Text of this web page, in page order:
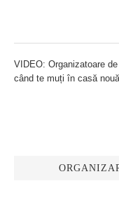
VIDEO: Organizatoare
când te muți în casă nouă